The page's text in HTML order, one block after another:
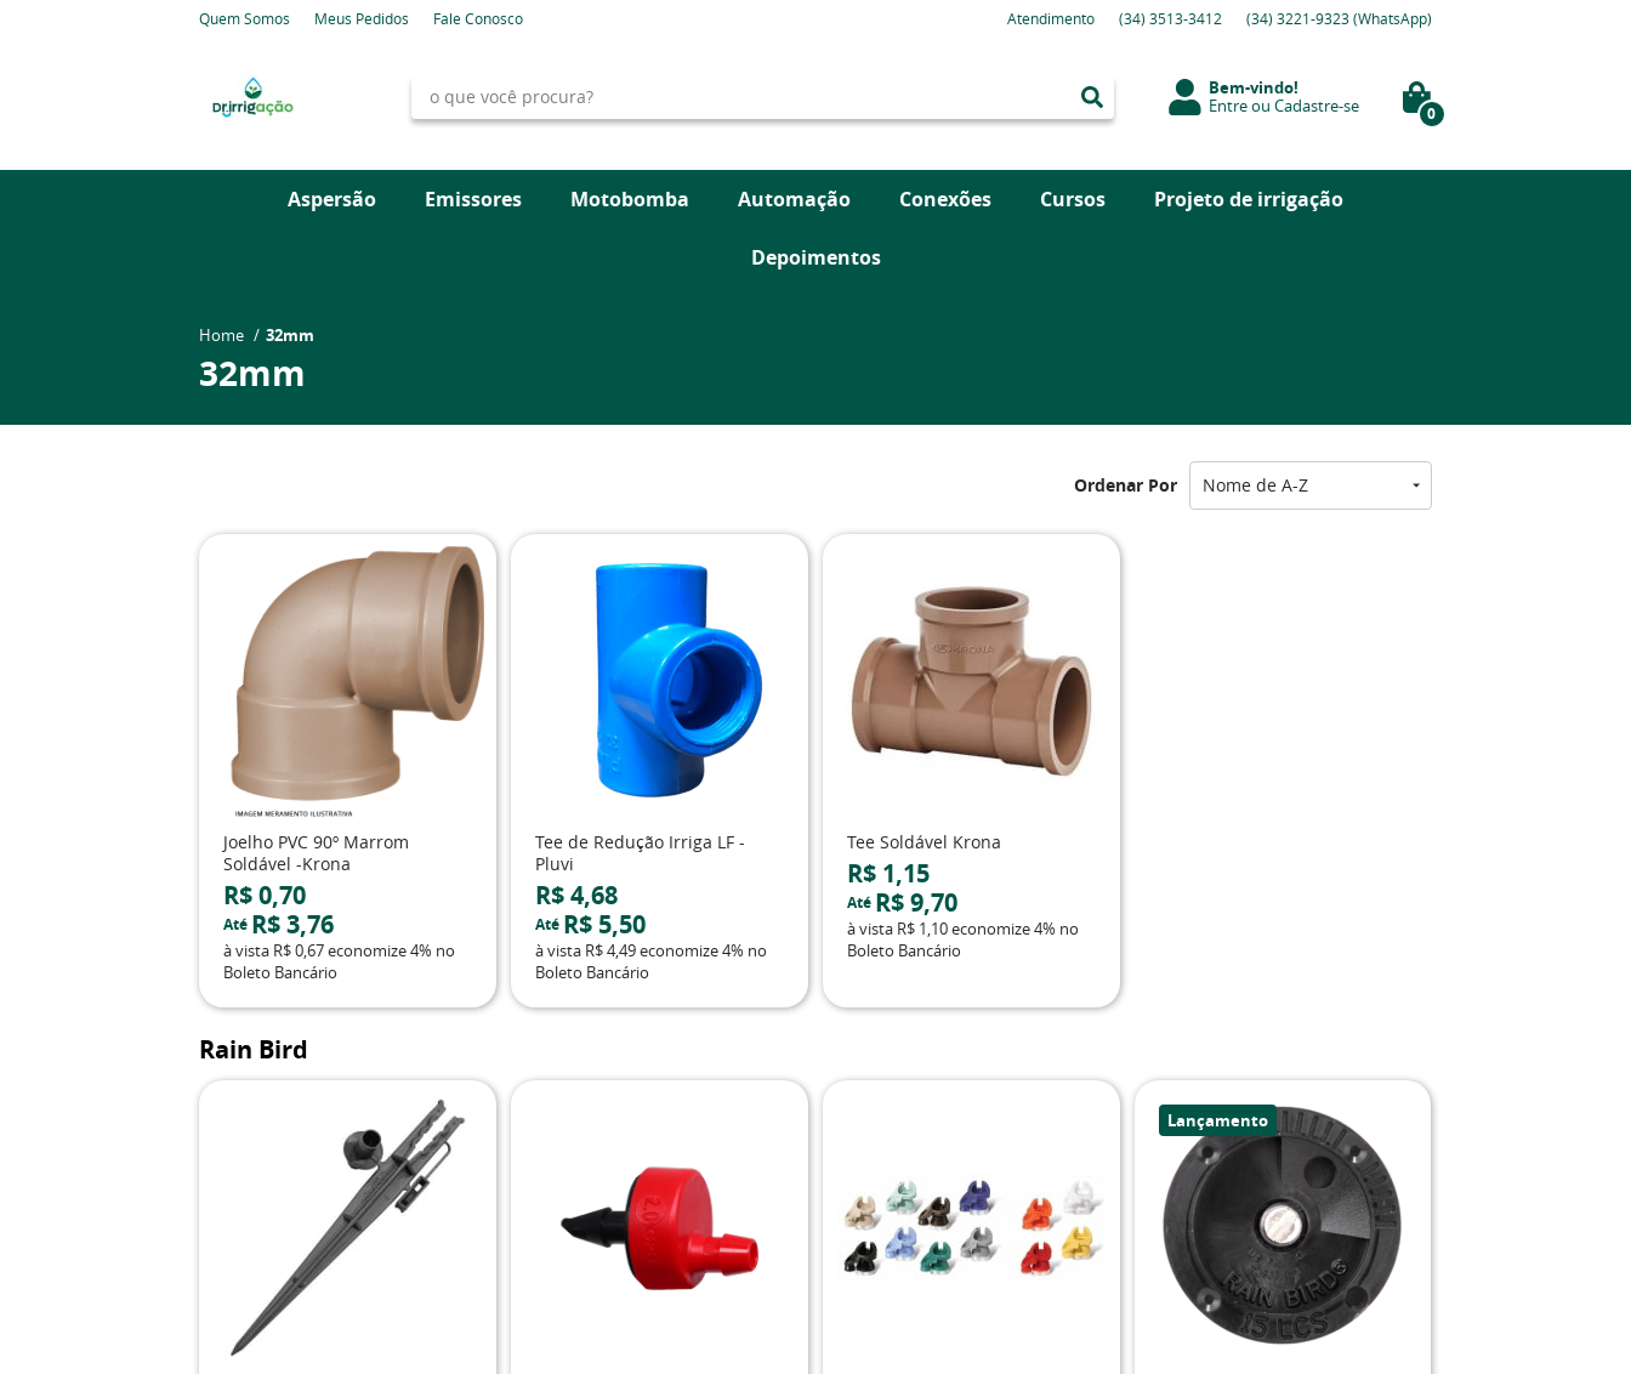
Quem Somos Meus Pedidos Fale Conosco Atendimento (34) 3513-3412 (34) 3221-9323(WhatsApp)
Bem-vindo!
EntreouCadastre-se 0
Aspersão Emissores Motobomba Automação Conexões Cursos Projeto de irrigação
Depoimentos
Home 32mm
32mm
Ordenar Por Nome de A-Z
Joelho PVC 90º Marrom
Soldável -Krona
R$ 0,70
Até R$ 3,76
à vista R$ 0,67economize4% no
Boleto Bancário
Tee de Redução Irriga LF -
Pluvi
R$ 4,68
Até R$ 5,50
à vista R$ 4,49economize4% no
Boleto Bancário
Tee Soldável Krona
R$ 1,15
Até R$ 9,70
à vista R$ 1,10economize4% no
Boleto Bancário
Rain Bird
Lançamento